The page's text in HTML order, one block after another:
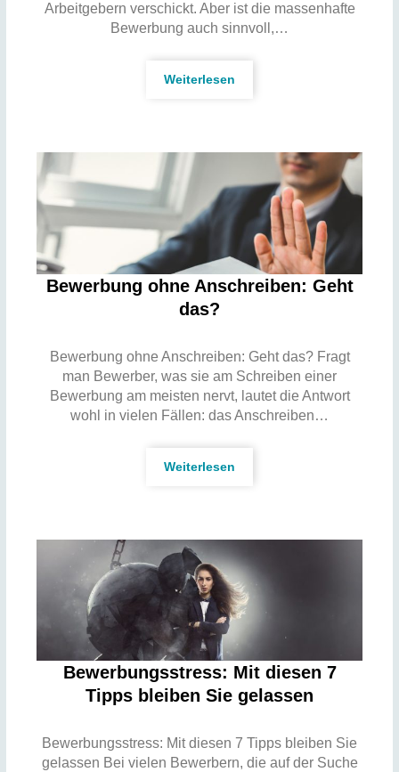
Arbeitgebern verschickt. Aber ist die massenhafte
Bewerbung auch sinnvoll,…
Weiterlesen
Bewerbung ohne Anschreiben: Geht
das?
Bewerbung ohne Anschreiben: Geht das? Fragt
man Bewerber, was sie am Schreiben einer
Bewerbung am meisten nervt, lautet die Antwort
wohl in vielen Fällen: das Anschreiben…
Weiterlesen
Bewerbungsstress: Mit diesen 7
Tipps bleiben Sie gelassen
Bewerbungsstress: Mit diesen 7 Tipps bleiben Sie
gelassen Bei vielen Bewerbern, die auf der Suche